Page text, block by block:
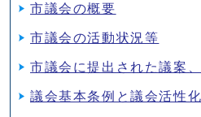
市議会の概要
市議会の活動状況等
市議会に提出された議案
議会基本条例と議会活性化